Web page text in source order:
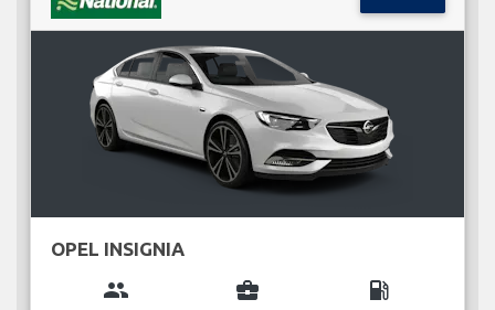
OPEL INSIGNIA
group business_center local_gas_station